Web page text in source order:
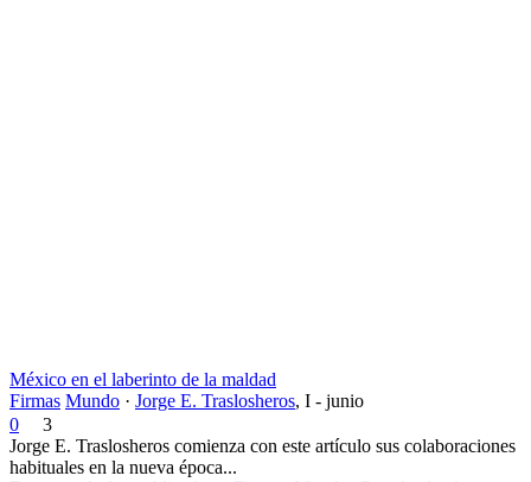
México en el laberinto de la maldad
Firmas Mundo · Jorge E. Traslosheros, I - junio
0
3
Jorge E. Traslosheros comienza con este artículo sus colaboraciones
habituales en la nueva época...